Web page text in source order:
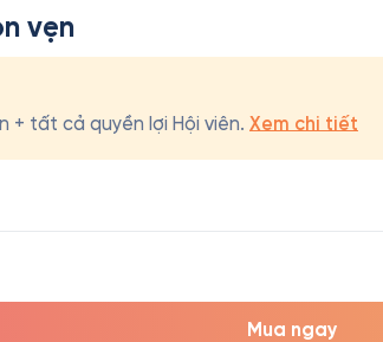
vẹn
+ tất cả quyền lợi Hội viên. Xem chi tiết
Mua ngay